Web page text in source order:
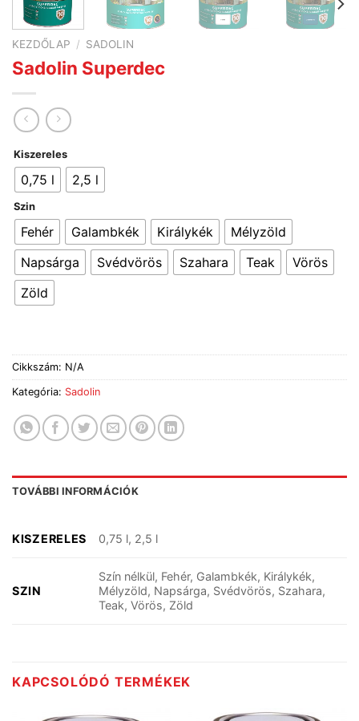
KEZDŐLAP / SADOLIN
Sadolin Superdec
Kiszereles
0,75 l 2,5 l
Szin
Fehér Galambkék Királykék
Mélyzöld
Napsárga
Svédvörös Szahara Teak
Vörös
Zöld
Cikkszám: N/A
Kategória: Sadolin
TOVÁBBI INFORMÁCIÓK
KISZERELES 0,75 l, 2,5 l
SZIN
Szín nélkül, Fehér, Galambkék, Királykék,
Mélyzöld, Napsárga, Svédvörös, Szahara,
Teak, Vörös, Zöld
KAPCSOLÓDÓ TERMÉKEK